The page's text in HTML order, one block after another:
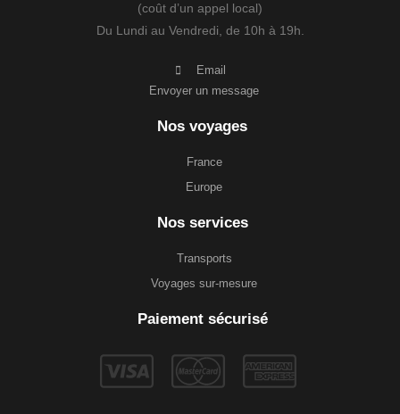
(coût d’un appel local)
Du Lundi au Vendredi, de 10h à 19h.
Email
Envoyer un message
Nos voyages
France
Europe
Nos services
Transports
Voyages sur-mesure
Paiement sécurisé